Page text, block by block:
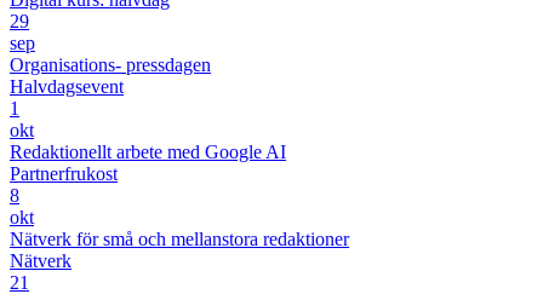
29
sep
Organisations- pressdagen
Halvdagsevent
1
okt
Redaktionellt arbete med Google AI
Partnerfrukost
8
okt
Nätverk för små och mellanstora redaktioner
Nätverk
21